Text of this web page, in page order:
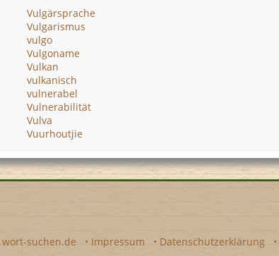
Vulgärsprache
Vulgarismus
vulgo
Vulgoname
Vulkan
vulkanisch
vulnerabel
Vulnerabilität
Vulva
Vuurhoutjie
wort-suchen.de • Impressum • Datenschutzerklärung •